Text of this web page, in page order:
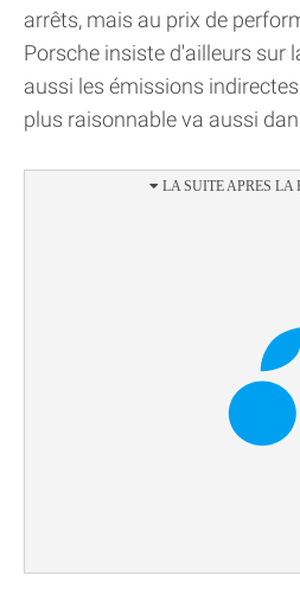
arrêts, mais au prix de
Porsche insiste d'ailleurs sur
aussi les émissions
plus raisonnable va aussi